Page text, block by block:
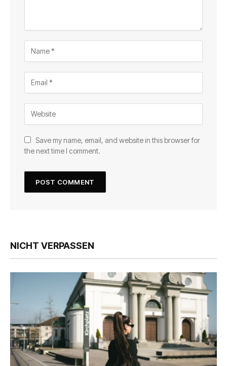
Save my name, email, and website in this browser for
the next time I comment.
NICHT VERPASSEN